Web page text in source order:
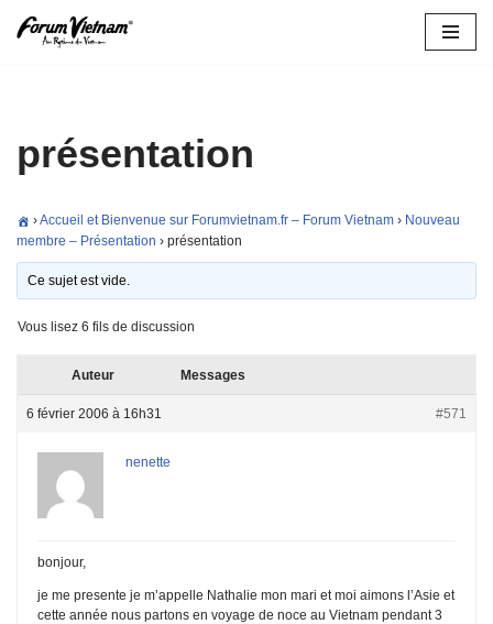
présentation
›Accueil et Bienvenue sur Forumvietnam.fr – Forum Vietnam › Nouveau
membre – Présentation › présentation
Ce sujet est vide.
Vous lisez 6 fils de discussion
Auteur Messages
6 février 2006 à 16h31 #571
nenette
bonjour,
je me presente je m’appelle Nathalie mon mari et moi aimons l’Asie et
cette année nous partons en voyage de noce au Vietnam pendant 3